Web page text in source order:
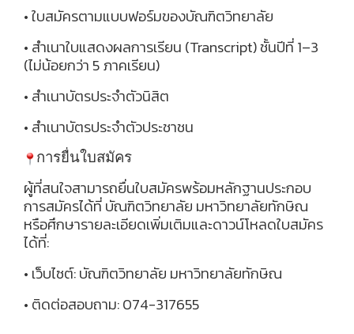
• ใบสมัครตามแบบฟอร์มของบัณฑิตวิทยาลัย
• สำเนาใบแสดงผลการเรียน (Transcript) ชั้นปีที่ 1–3
(ไม่น้อยกว่า 5 ภาคเรียน)
• สำเนาบัตรประจำตัวนิสิต
• สำเนาบัตรประจำตัวประชาชน
การยื่นใบสมัคร
ผู้ที่สนใจสามารถยื่นใบสมัครพร้อมหลักฐานประกอบ
การสมัครได้ที่ บัณฑิตวิทยาลัย มหาวิทยาลัยทักษิณ
หรือศึกษารายละเอียดเพิ่มเติมและดาวน์โหลดใบสมัคร
ได้ที่:
• เว็บไซต์: บัณฑิตวิทยาลัย มหาวิทยาลัยทักษิณ
• ติดต่อสอบถาม: 074-317655